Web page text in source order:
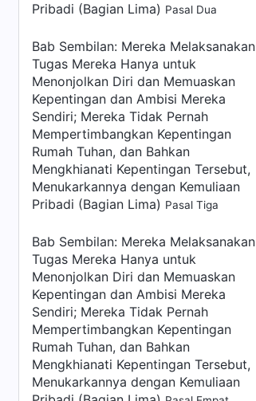
Pribadi (Bagian Lima) Pasal Dua
Bab Sembilan: Mereka Melaksanakan
Tugas Mereka Hanya untuk
Menonjolkan Diri dan Memuaskan
Kepentingan dan Ambisi Mereka
Sendiri; Mereka Tidak Pernah
Mempertimbangkan Kepentingan
Rumah Tuhan, dan Bahkan
Mengkhianati Kepentingan Tersebut,
Menukarkannya dengan Kemuliaan
Pribadi (Bagian Lima) Pasal Tiga
Bab Sembilan: Mereka Melaksanakan
Tugas Mereka Hanya untuk
Menonjolkan Diri dan Memuaskan
Kepentingan dan Ambisi Mereka
Sendiri; Mereka Tidak Pernah
Mempertimbangkan Kepentingan
Rumah Tuhan, dan Bahkan
Mengkhianati Kepentingan Tersebut,
Menukarkannya dengan Kemuliaan